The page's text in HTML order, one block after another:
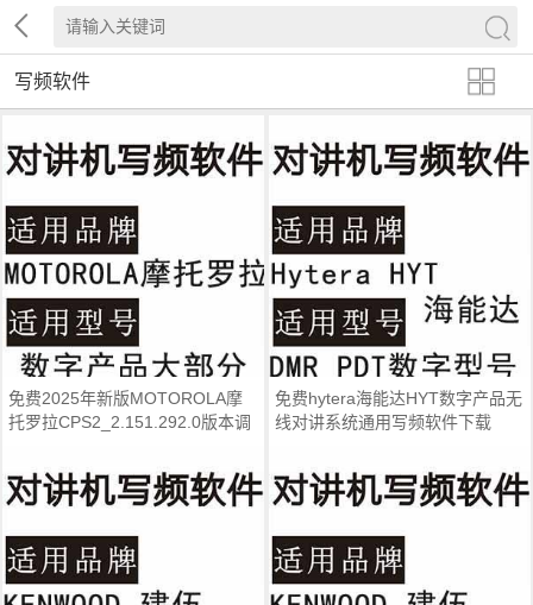
写频软件
免费2025年新版MOTOROLA摩
托罗拉CPS2_2.151.292.0版本调
免费hytera海能达HYT数字产品无
线对讲系统通用写频软件下载